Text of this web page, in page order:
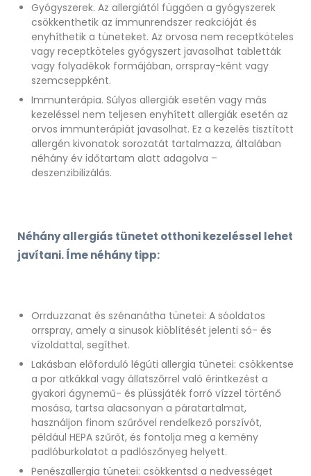
Gyógyszerek. Az allergiától függően a gyógyszerek
csökkenthetik az immunrendszer reakcióját és
enyhíthetik a tüneteket. Az orvosa nem receptköteles
vagy receptköteles gyógyszert javasolhat tabletták
vagy folyadékok formájában, orrspray-ként vagy
szemcseppként.
Immunterápia. Súlyos allergiák esetén vagy más
kezeléssel nem teljesen enyhített allergiák esetén az
orvos immunterápiát javasolhat. Ez a kezelés tisztított
allergén kivonatok sorozatát tartalmazza, általában
néhány év időtartam alatt adagolva –
deszenzibilizálás.
Néhány allergiás tünetet otthoni kezeléssel lehet
javítani. Íme néhány tipp:
Orrduzzanat és szénanátha tünetei: A sóoldatos
orrspray, amely a sinusok kiöblítését jelenti só- és
vízoldattal, segíthet.
Lakásban előforduló légúti allergia tünetei: csökkentse
a por atkákkal vagy állatszőrrel való érintkezést a
gyakori ágynemű- és plüssjáték forró vízzel történő
mosása, tartsa alacsonyan a páratartalmat,
használjon finom szűrővel rendelkező porszívót,
például HEPA szűrőt, és fontolja meg a kemény
padlóburkolatot a padlószőnyeg helyett.
Penészallergia tünetei: csökkentsd a nedvességet